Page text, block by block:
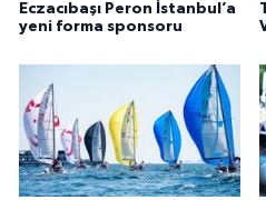
Eczacıbaşı Peron İstanbul’a
yeni forma sponsoru